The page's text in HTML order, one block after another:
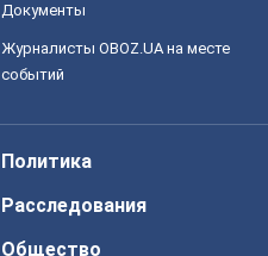
Документы
Журналисты OBOZ.UA на месте
событий
Политика
Расследования
Общество